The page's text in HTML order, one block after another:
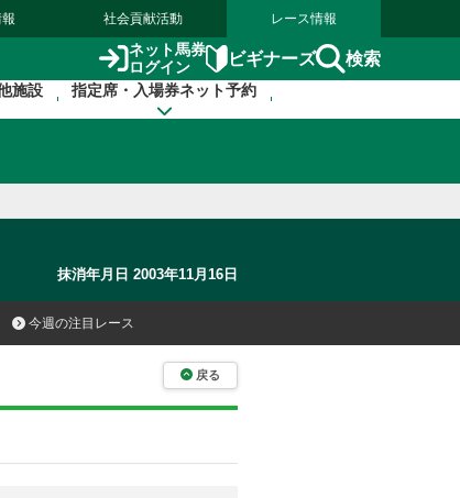
社会貢献活動 レース情報
ネット馬券
ログイン
ビギナーズ 検索
施設 指定席・入場券ネット予約
抹消年月日 2003年11月16日
今週の注目レース
戻る